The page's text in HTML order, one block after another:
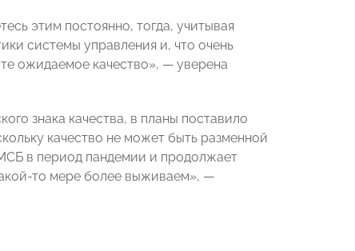
этим постоянно, тогда, учитывая
системы управления и, что очень
ожидаемое качество», — уверена
знака качества, в планы поставило
качество не может быть разменной
в период пандемии и продолжает
то мере более выживаем», —